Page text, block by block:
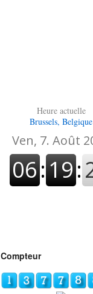
Heure actuelle
Brussels, Belgique
Compteur